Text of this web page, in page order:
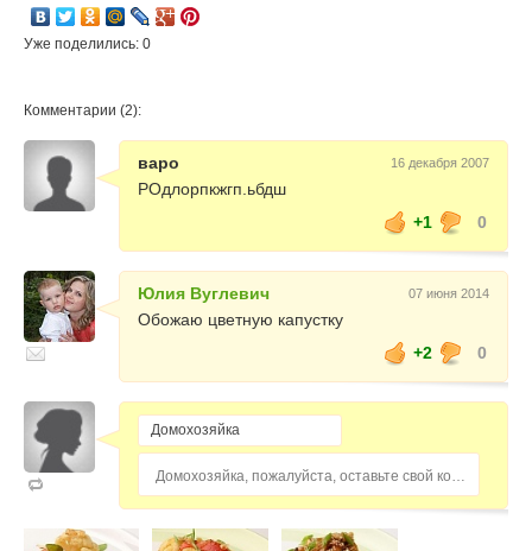
Уже поделились: 0
Комментарии (2):
варо 16 декабря 2007
РОдлорпкжгп.ьбдш
+1
0
Юлия Вуглевич 07 июня 2014
Обожаю цветную капустку
+2
0
Домохозяйка, пожалуйста, оставьте свой комментарий...